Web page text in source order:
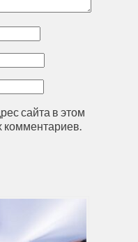
сайта в этом